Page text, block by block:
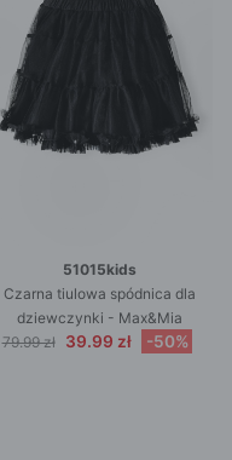
51015kids
Czarna tiulowa spódnica dla
dziewczynki - Max&Mia
79.99 zł
39.99 zł -50%